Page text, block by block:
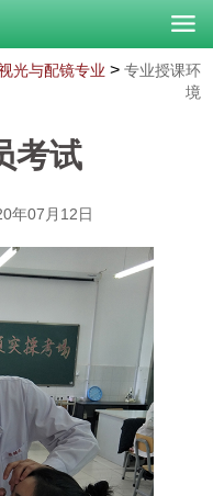
光与配镜专业 > 专业授课环
境
考试
年07月12日